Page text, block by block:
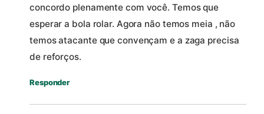
concordo plenamente com você. Temos que
esperar a bola rolar. Agora não temos meia , não
temos atacante que convençam e a zaga precisa
de reforços.
Responder